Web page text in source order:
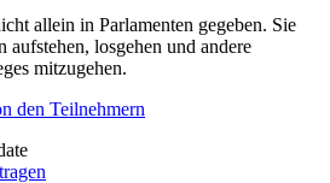
allein in Parlamenten gegeben. Sie
losgehen und andere
mitzugehen.
den Teilnehmern